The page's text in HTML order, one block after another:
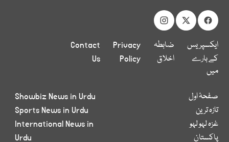
ایکسپریس
کے بارے
میں
ضابطہ
اخلاق
Privacy
Policy
Contact
Us
صفحۂ اول
تازہ ترین
غزہ لہو لہو
پاکستان
Showbiz News in Urdu
Sports News in Urdu
International News in
Urdu